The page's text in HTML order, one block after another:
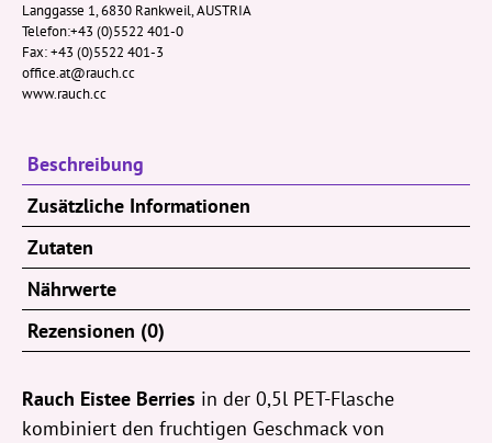
PET
Langgasse 1, 6830 Rankweil, AUSTRIA
Telefon:+43 (0)5522 401-0
Fax: +43 (0)5522 401-3
office.at@rauch.cc
www.rauch.cc
Beschreibung
Zusätzliche Informationen
Zutaten
Nährwerte
Rezensionen (0)
Rauch Eistee Berries in der 0,5l PET-Flasche
kombiniert den fruchtigen Geschmack von